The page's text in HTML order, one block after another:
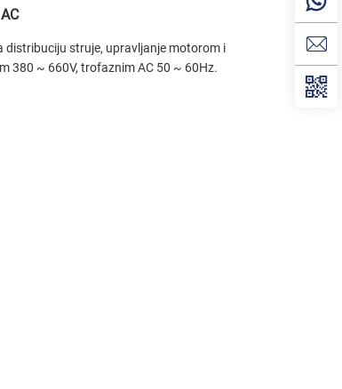
distribuciju struje, upravljanje motorom i
380 ~ 660V, trofaznim AC 50 ~ 60Hz.